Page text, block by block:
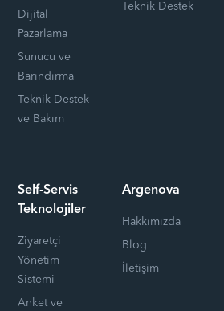
Dijital
Pazarlama
Sunucu ve
Barındırma
Teknik Destek
ve Bakım
Teknik Destek
Self-Servis
Teknolojiler
Ziyaretçi
Yönetim
Sistemi
Anket ve
Argenova
Hakkımızda
Blog
İletişim